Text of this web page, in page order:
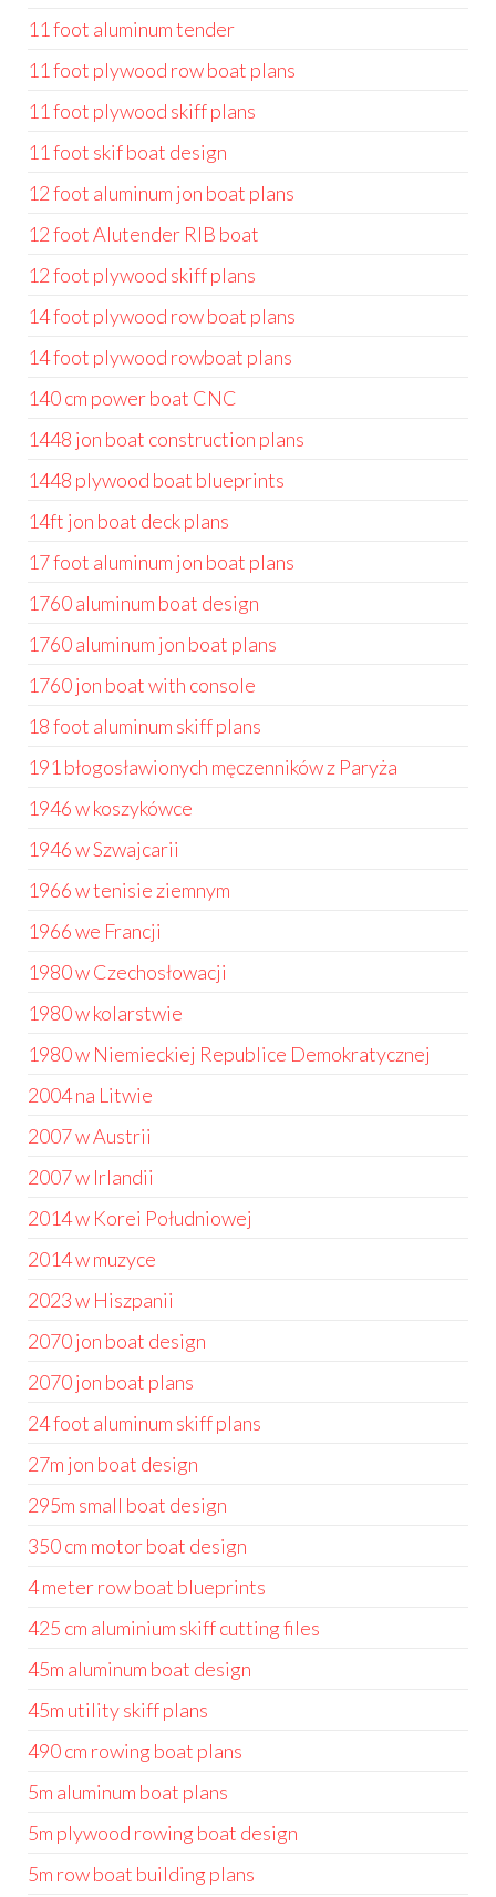
11 foot aluminum tender
11 foot plywood row boat plans
11 foot plywood skiff plans
11 foot skif boat design
12 foot aluminum jon boat plans
12 foot Alutender RIB boat
12 foot plywood skiff plans
14 foot plywood row boat plans
14 foot plywood rowboat plans
140 cm power boat CNC
1448 jon boat construction plans
1448 plywood boat blueprints
14ft jon boat deck plans
17 foot aluminum jon boat plans
1760 aluminum boat design
1760 aluminum jon boat plans
1760 jon boat with console
18 foot aluminum skiff plans
191 błogosławionych męczenników z Paryża
1946 w koszykówce
1946 w Szwajcarii
1966 w tenisie ziemnym
1966 we Francji
1980 w Czechosłowacji
1980 w kolarstwie
1980 w Niemieckiej Republice Demokratycznej
2004 na Litwie
2007 w Austrii
2007 w Irlandii
2014 w Korei Południowej
2014 w muzyce
2023 w Hiszpanii
2070 jon boat design
2070 jon boat plans
24 foot aluminum skiff plans
27m jon boat design
295m small boat design
350 cm motor boat design
4 meter row boat blueprints
425 cm aluminium skiff cutting files
45m aluminum boat design
45m utility skiff plans
490 cm rowing boat plans
5m aluminum boat plans
5m plywood rowing boat design
5m row boat building plans